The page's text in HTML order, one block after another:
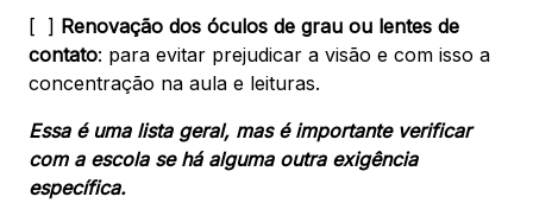
[ ] Renovação dos óculos de grau ou lentes de
contato: para evitar prejudicar a visão e com isso a
concentração na aula e leituras.
Essa é uma lista geral, mas é importante verificar
com a escola se há alguma outra exigência
específica.